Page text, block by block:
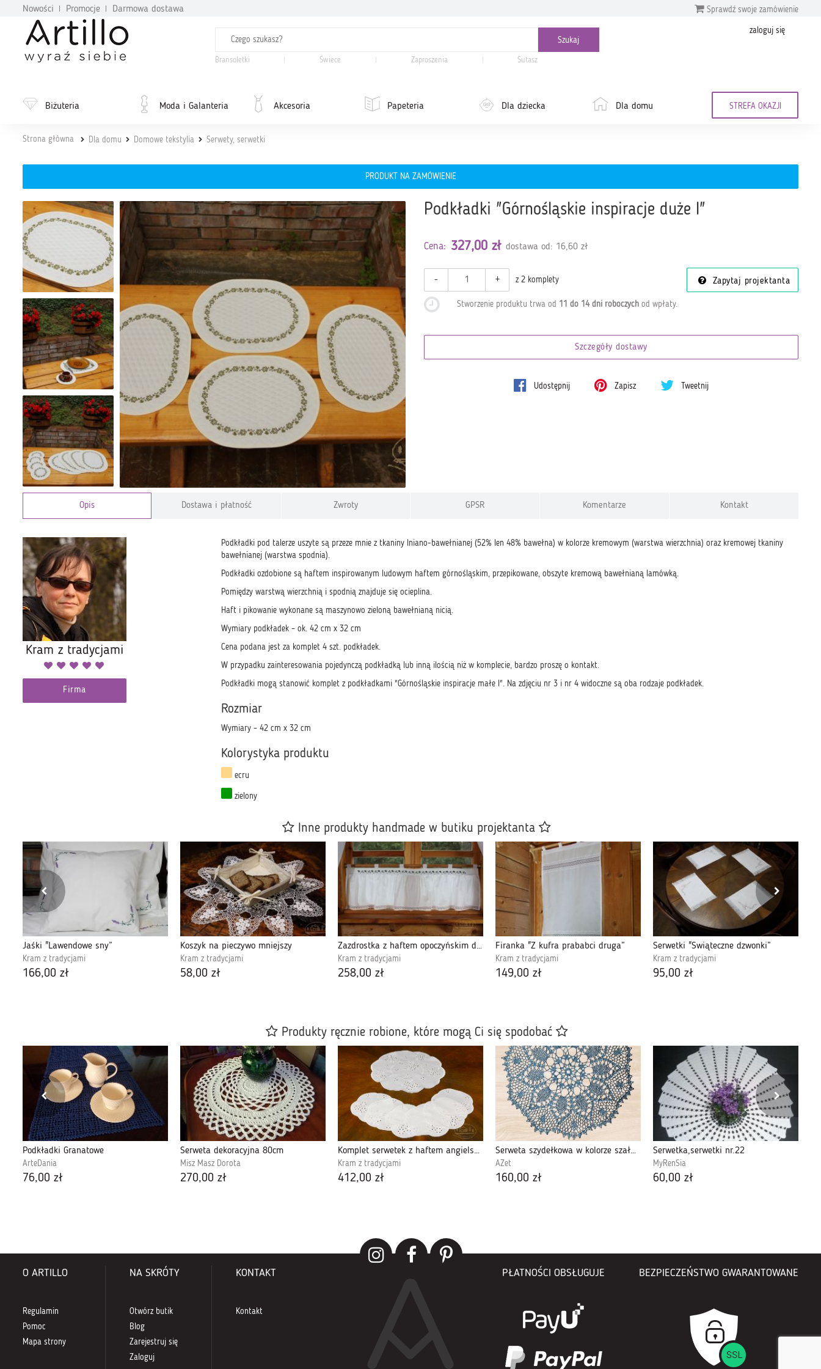
Nowości Promocje Darmowa dostawa Sprawdź swoje zamówienie
Bransoletki Świece Zaproszenia Sutasz
zaloguj się
Biżuteria Moda i Galanteria Akcesoria Papeteria Dla dziecka Dla domu STREFA OKAZJI
Strona główna Dla domu Domowe tekstylia Serwety, serwetki
PRODUKT NA ZAMÓWIENIE
Podkładki "Górnośląskie inspiracje duże I"
Cena: 327,00 zł dostawa od: 16,60 zł
- + z 2 komplety Zapytaj projektanta
Stworzenie produktu trwa od 11 do 14 dni roboczychod wpłaty.
Szczegóły dostawy
Udostępnij Zapisz Tweetnij
Opis Dostawa i płatność Zwroty GPSR Komentarze Kontakt
Podkładki pod talerze uszyte są przeze mnie z tkaniny lniano-bawełnianej (52% len 48% bawełna) w kolorze kremowym (warstwa wierzchnia) oraz kremowej tkaniny
bawełnianej (warstwa spodnia).
Podkładki ozdobione są haftem inspirowanym ludowym haftem górnośląskim, przepikowane, obszyte kremową bawełnianą lamówką.
Pomiędzy warstwą wierzchnią i spodnią znajduje się ocieplina.
Haft i pikowanie wykonane są maszynowo zieloną bawełnianą nicią.
Wymiary podkładek – ok. 42 cm x 32 cm
Cena podana jest za komplet 4 szt. podkładek.
W przypadku zainteresowania pojedynczą podkładką lub inną ilością niż w komplecie, bardzo proszę o kontakt.
Podkładki mogą stanowić komplet z podkładkami "Górnośląskie inspiracje małe I". Na zdjęciu nr 3 i nr 4 widoczne są oba rodzaje podkładek.
Rozmiar
Wymiary – 42 cm x 32 cm
Kolorystyka produktu
ecru
zielony
Kram z tradycjami
Firma
Inne produkty handmade w butiku projektanta
Jaśki "Lawendowe sny”
Kram z tradycjami
166,00 zł
Koszyk na pieczywo mniejszy
Kram z tradycjami
58,00 zł
Zazdrostka z haftem opoczyńskim drugim
Kram z tradycjami
258,00 zł
Firanka "Z kufra prababci druga”
Kram z tradycjami
149,00 zł
Serwetki "Świąteczne dzwonki”
Kram z tradycjami
95,00 zł
Produkty ręcznie robione, które mogą Ci się spodobać
Podkładki Granatowe
ArteDania
76,00 zł
Serweta dekoracyjna 80cm
Misz Masz Dorota
270,00 zł
Komplet serwetek z haftem angielskim
Kram z tradycjami
412,00 zł
Serweta szydełkowa w kolorze szałwii
AZet
160,00 zł
Serwetka,serwetki nr.22
MyRenSia
60,00 zł
O ARTILLO
Regulamin
Pomoc
Mapa strony
NA SKRÓTY
Otwórz butik
Blog
Zarejestruj się
Zaloguj
KONTAKT
Kontakt
PŁATNOŚCI OBSŁUGUJE BEZPIECZEŃSTWO GWARANTOWANE